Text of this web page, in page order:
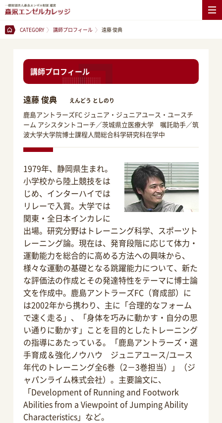
CATEGORY 講師プロフィール 遠藤 俊典
講師プロフィール
遠藤 俊典 えんどう としのり
鹿島アントラーズFC ジュニア・ジュニアユース・ユースチ
ーム アシスタントコーチ／茨城県立医療大学 嘱託助手／筑
波大学大学院博士課程人間総合科学研究科在学中
1979年、静岡県生まれ。
小学校から陸上競技をは
じめ、インターハイでは
リレーで入賞。大学では
関東・全日本インカレに
出場。研究分野はトレーニング科学、スポーツト
レーニング論。現在は、発育段階に応じて体力・
運動能力を総合的に高める方法への興味から、
様々な運動の基礎となる跳躍能力について、新た
な評価法の作成とその発達特性をテーマに博士論
文を作成中。鹿島アントラーズFC（育成部）に
は2002年から携わり、主に「合理的なフォーム
で速く走る」、「身体を巧みに動かす・自分の思
い通りに動かす」ことを目的としたトレーニング
の指導にあたっている。「鹿島アントラーズ・選
手育成＆強化ノウハウ ジュニアユース/ユース
年代のトレーニング全6巻（2－3巻担当）」（ジ
ャパンライム株式会社）。主要論文に、
「Development of Running and Footwork
Abilities from a Viewpoint of Jumping Ability
Characteristics」など。